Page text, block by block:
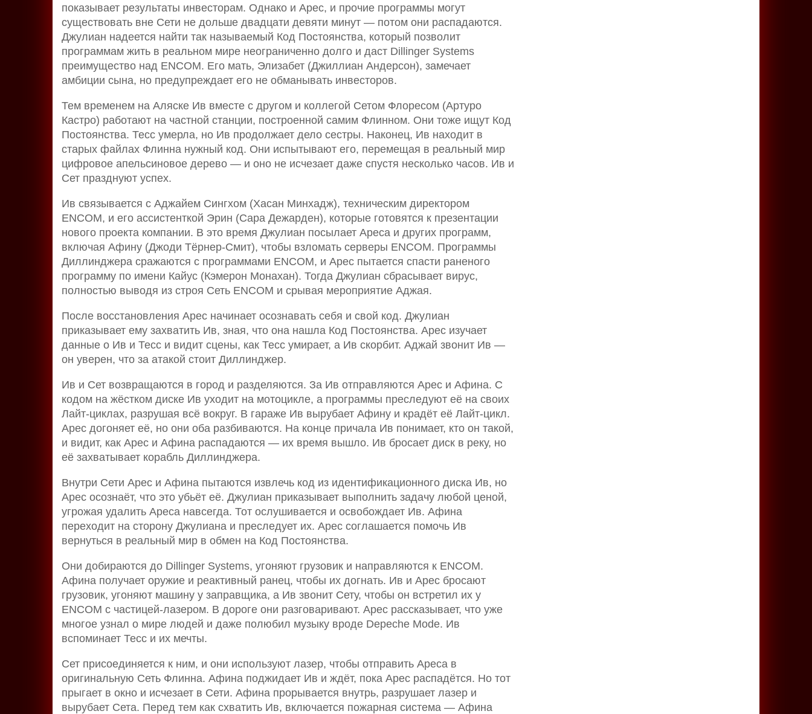
показывает результаты инвесторам. Однако и Арес, и прочие программы могут
существовать вне Сети не дольше двадцати девяти минут — потом они распадаются.
Джулиан надеется найти так называемый Код Постоянства, который позволит
программам жить в реальном мире неограниченно долго и даст Dillinger Systems
преимущество над ENCOM. Его мать, Элизабет (Джиллиан Андерсон), замечает
амбиции сына, но предупреждает его не обманывать инвесторов.
Тем временем на Аляске Ив вместе с другом и коллегой Сетом Флоресом (Артуро
Кастро) работают на частной станции, построенной самим Флинном. Они тоже ищут Код
Постоянства. Тесс умерла, но Ив продолжает дело сестры. Наконец, Ив находит в
старых файлах Флинна нужный код. Они испытывают его, перемещая в реальный мир
цифровое апельсиновое дерево — и оно не исчезает даже спустя несколько часов. Ив и
Сет празднуют успех.
Ив связывается с Аджайем Сингхом (Хасан Минхадж), техническим директором
ENCOM, и его ассистенткой Эрин (Сара Дежарден), которые готовятся к презентации
нового проекта компании. В это время Джулиан посылает Ареса и других программ,
включая Афину (Джоди Тёрнер-Смит), чтобы взломать серверы ENCOM. Программы
Диллинджера сражаются с программами ENCOM, и Арес пытается спасти раненого
программу по имени Кайус (Кэмерон Монахан). Тогда Джулиан сбрасывает вирус,
полностью выводя из строя Сеть ENCOM и срывая мероприятие Аджая.
После восстановления Арес начинает осознавать себя и свой код. Джулиан
приказывает ему захватить Ив, зная, что она нашла Код Постоянства. Арес изучает
данные о Ив и Тесс и видит сцены, как Тесс умирает, а Ив скорбит. Аджай звонит Ив —
он уверен, что за атакой стоит Диллинджер.
Ив и Сет возвращаются в город и разделяются. За Ив отправляются Арес и Афина. С
кодом на жёстком диске Ив уходит на мотоцикле, а программы преследуют её на своих
Лайт-циклах, разрушая всё вокруг. В гараже Ив вырубает Афину и крадёт её Лайт-цикл.
Арес догоняет её, но они оба разбиваются. На конце причала Ив понимает, кто он такой,
и видит, как Арес и Афина распадаются — их время вышло. Ив бросает диск в реку, но
её захватывает корабль Диллинджера.
Внутри Сети Арес и Афина пытаются извлечь код из идентификационного диска Ив, но
Арес осознаёт, что это убьёт её. Джулиан приказывает выполнить задачу любой ценой,
угрожая удалить Ареса навсегда. Тот ослушивается и освобождает Ив. Афина
переходит на сторону Джулиана и преследует их. Арес соглашается помочь Ив
вернуться в реальный мир в обмен на Код Постоянства.
Они добираются до Dillinger Systems, угоняют грузовик и направляются к ENCOM.
Афина получает оружие и реактивный ранец, чтобы их догнать. Ив и Арес бросают
грузовик, угоняют машину у заправщика, а Ив звонит Сету, чтобы он встретил их у
ENCOM с частицей-лазером. В дороге они разговаривают. Арес рассказывает, что уже
многое узнал о мире людей и даже полюбил музыку вроде Depeche Mode. Ив
вспоминает Тесс и их мечты.
Сет присоединяется к ним, и они используют лазер, чтобы отправить Ареса в
оригинальную Сеть Флинна. Афина поджидает Ив и ждёт, пока Арес распадётся. Но тот
прыгает в окно и исчезает в Сети. Афина прорывается внутрь, разрушает лазер и
вырубает Сета. Перед тем как схватить Ив, включается пожарная система — Афина